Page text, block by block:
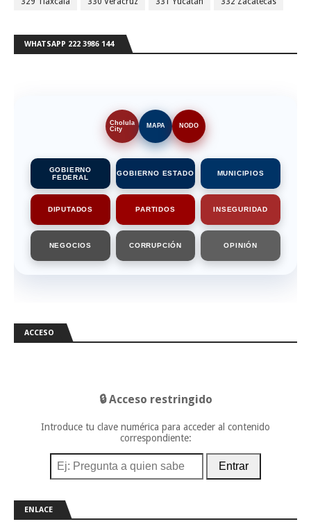
WHATSAPP 222 3986 144
Cholula
City
MAPA NODO
GOBIERNO
FEDERAL
GOBIERNO ESTADO MUNICIPIOS
DIPUTADOS PARTIDOS INSEGURIDAD
NEGOCIOS CORRUPCIÓN OPINIÓN
ACCESO
🔒 Acceso restringido
Introduce tu clave numérica para acceder al contenido
correspondiente:
Entrar
ENLACE